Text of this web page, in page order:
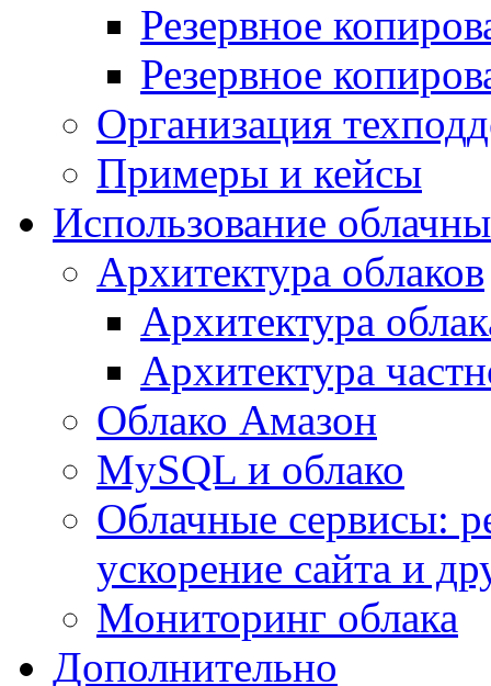
Резервное
Резервное
Организация
Примеры и кейсы
Использование
Архитектура облаков
Архитектура
Архитектура
Облако Амазон
MySQL и облако
Облачные сервисы:
ускорение сайта и
Мониторинг облака
Дополнительно